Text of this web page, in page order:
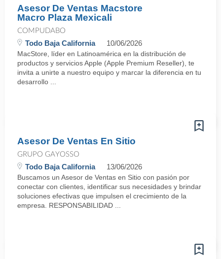
Asesor De Ventas Macstore
Macro Plaza Mexicali
COMPUDABO
Todo Baja California 10/06/2026
MacStore, líder en Latinoamérica en la distribución de
productos y servicios Apple (Apple Premium Reseller), te
invita a unirte a nuestro equipo y marcar la diferencia en tu
desarrollo ...
Asesor De Ventas En Sitio
GRUPO GAYOSSO
Todo Baja California 13/06/2026
Buscamos un Asesor de Ventas en Sitio con pasión por
conectar con clientes, identificar sus necesidades y brindar
soluciones efectivas que impulsen el crecimiento de la
empresa. RESPONSABILIDAD ...